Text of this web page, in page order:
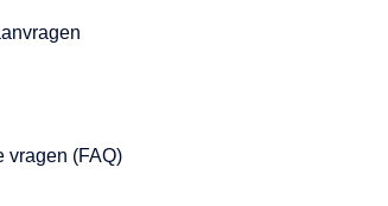
vragen (FAQ)